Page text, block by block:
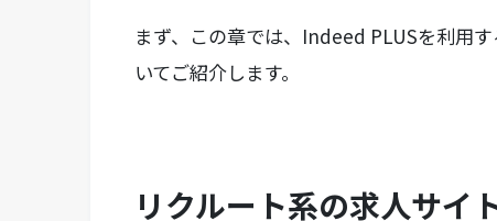
まず、この章では、Indeed PLUSを利用
いてご紹介します。
リクルート系の求人サイ